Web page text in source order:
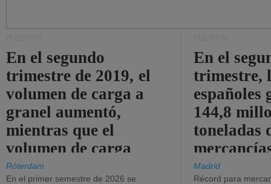
En el segundo
trimestre de 2019, el
volumen de carga a
granel aumentó,
mientras que el
volumen de carga
general disminuyó.
Róterdam
En el primer semestre de 2026 se
En el
trimestre,
españoles
144,8
toneladas
Madrid
Récord para